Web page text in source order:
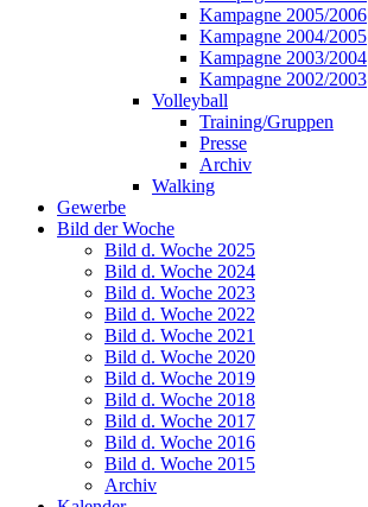
Kampagne 2005/2006
Kampagne 2004/2005
Kampagne 2003/2004
Kampagne 2002/2003
Volleyball
Training/Gruppen
Presse
Archiv
Walking
Gewerbe
Bild der Woche
Bild d. Woche 2025
Bild d. Woche 2024
Bild d. Woche 2023
Bild d. Woche 2022
Bild d. Woche 2021
Bild d. Woche 2020
Bild d. Woche 2019
Bild d. Woche 2018
Bild d. Woche 2017
Bild d. Woche 2016
Bild d. Woche 2015
Archiv